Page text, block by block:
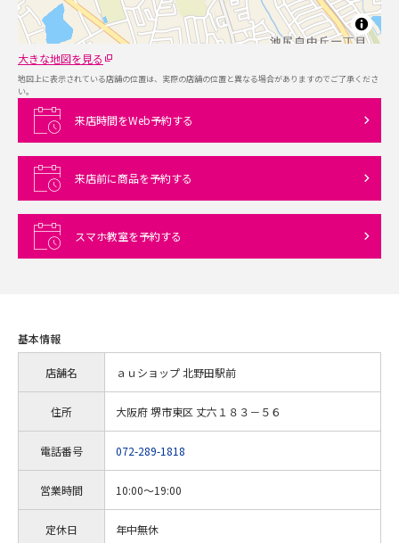
大きな地図を見る
地図上に表示されている店舗の位置は、実際の店舗の位置と異なる場合がありますのでご了承くださ
い。
来店時間をWeb予約する
来店前に商品を予約する
スマホ教室を予約する
基本情報
店舗名 ａｕショップ 北野田駅前
住所 大阪府 堺市東区 丈六１８３－５６
電話番号 072-289-1818
営業時間 10:00～19:00
定休日 年中無休